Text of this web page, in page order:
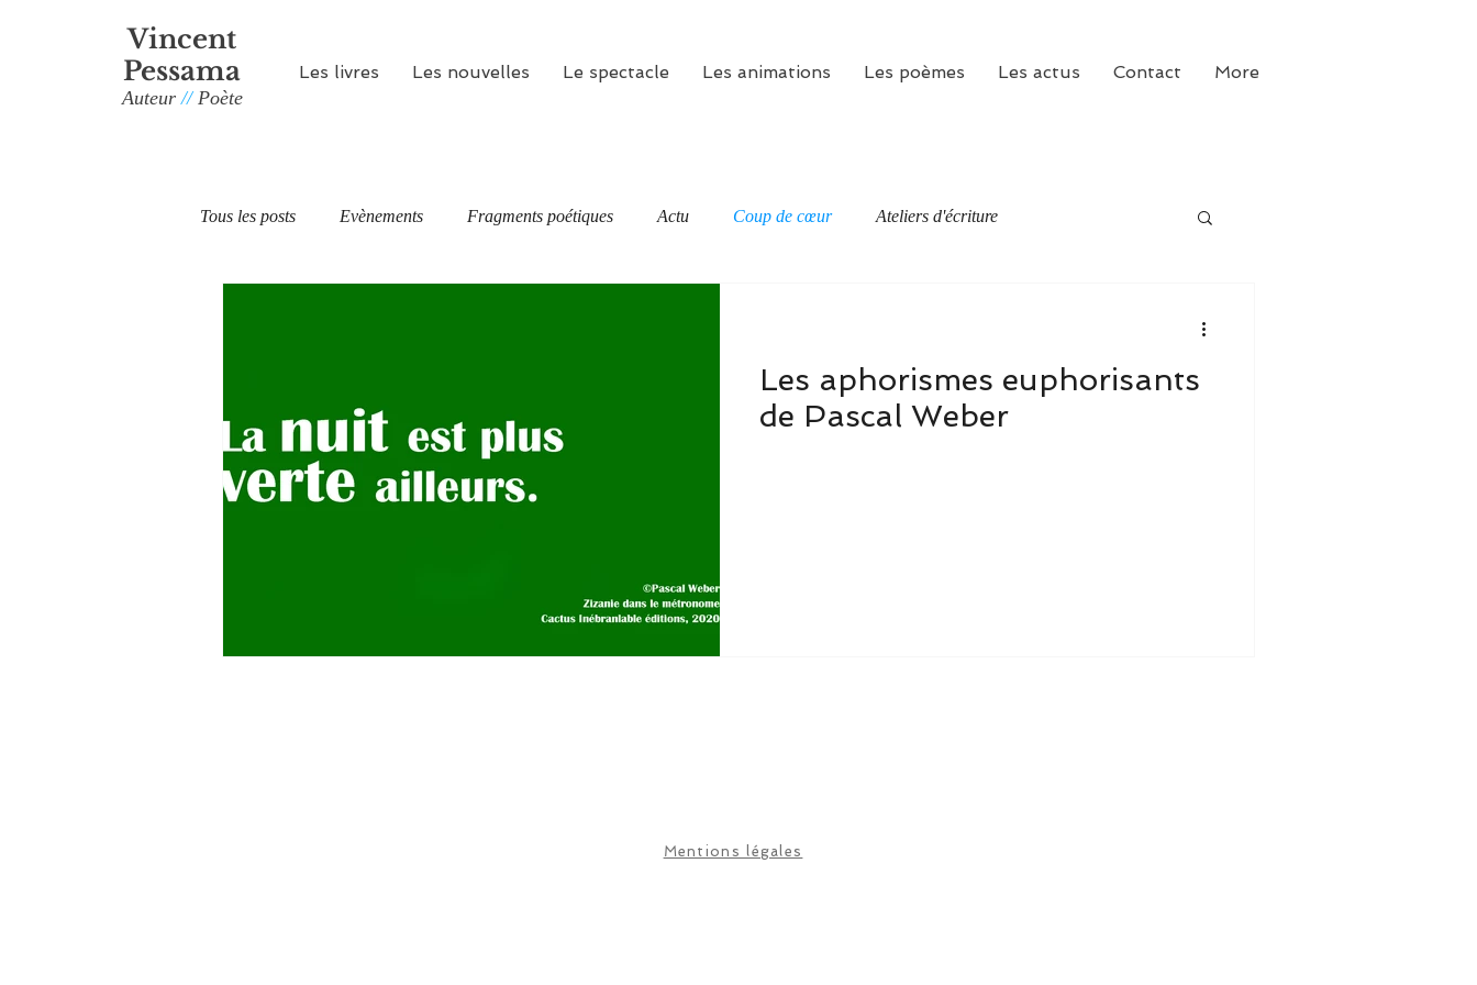
Vincent
Pessama
Auteur//Poète
Les livres Les nouvelles Le spectacle Les animations Les poèmes Les actus Contact More
Tous les posts Evènements Fragments poétiques Actu Coup de cœur Ateliers d'écriture
Les aphorismes euphorisants
de Pascal Weber
Mentions légales